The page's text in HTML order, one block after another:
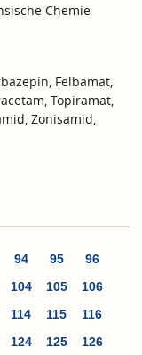
Chemie
Felbamat,
Topiramat,
Zonisamid,
94 95
96
104 105
106
114 115
116
124 125
126